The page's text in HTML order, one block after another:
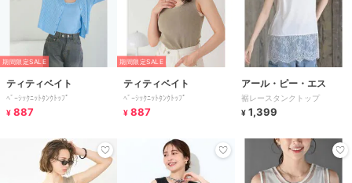
期間限定SALE
ティティベイト
ﾍﾞｰｼｯｸﾆｯﾄﾀﾝｸﾄｯﾌﾟ
¥ 887
期間限定SALE
ティティベイト
ﾍﾞｰｼｯｸﾆｯﾄﾀﾝｸﾄｯﾌﾟ
¥ 887
アール・ピー・エス
裾レースタンクトップ
¥ 1,399